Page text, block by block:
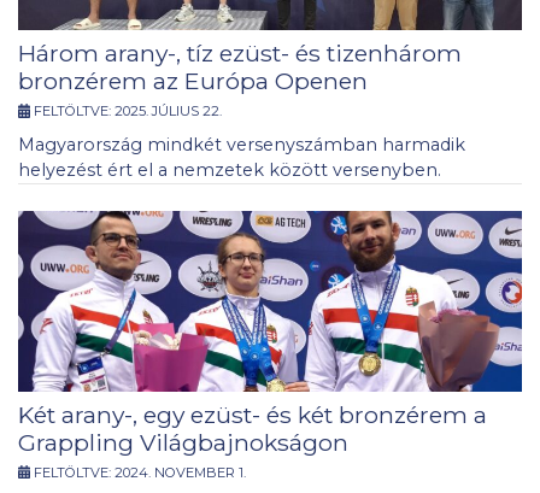
Három arany-, tíz ezüst- és tizenhárom
bronzérem az Európa Openen
FELTÖLTVE: 2025. JÚLIUS 22.
Magyarország mindkét versenyszámban harmadik
helyezést ért el a nemzetek között versenyben.
Két arany-, egy ezüst- és két bronzérem a
Grappling Világbajnokságon
FELTÖLTVE: 2024. NOVEMBER 1.